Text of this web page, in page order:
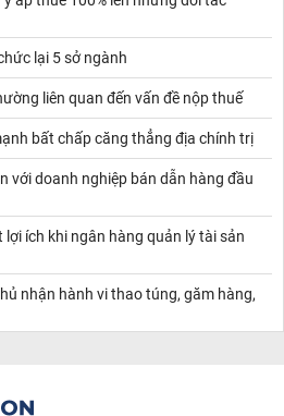
lại 5 sở ngành
liên quan đến vấn đề nộp thuế
bất chấp căng thẳng địa chính trị
với doanh nghiệp bán dẫn hàng đầu
ích khi ngân hàng quản lý tài sản
nhận hành vi thao túng, găm hàng,